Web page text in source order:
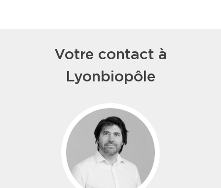
Votre contact à
Lyonbiopôle